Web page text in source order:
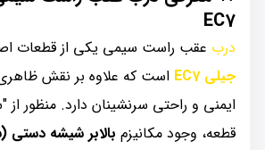
EC7
درب عقب راست سیمی یکی از قطعات
جیلی EC7
است که علاوه بر نقش
ایمنی و راحتی سرنشینان دارد. منظور
قطعه، وجود مکانیزم بالابر شیشه